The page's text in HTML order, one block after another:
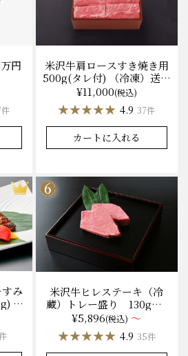
円
米沢牛肩ロースすき焼き用
500g(タレ付) （冷凍）送料
無料 化粧箱入
¥11,000(税込)
★★★★★
★★★★★ 4.9 37件
カートに入れる
み
木
蔵
米沢牛ヒレステーキ（冷
蔵）トレー盛り 130g×1
枚から量り売り
¥5,896(税込) ～
★★★★★
★★★★★ 4.9 35件